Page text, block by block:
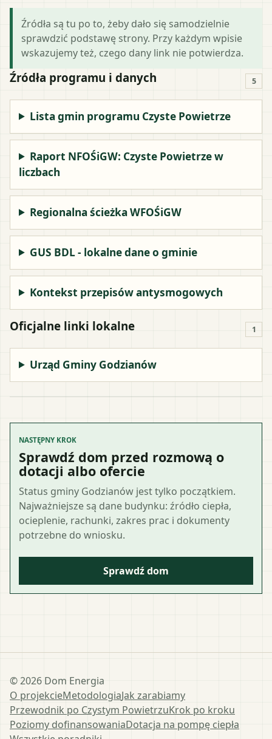
Źródła są tu po to, żeby dało się samodzielnie
sprawdzić podstawę strony. Przy każdym wpisie
wskazujemy też, czego dany link nie potwierdza.
Źródła programu i danych 5
Lista gmin programu Czyste Powietrze
Raport NFOŚiGW: Czyste Powietrze w
liczbach
Regionalna ścieżka WFOŚiGW
GUS BDL - lokalne dane o gminie
Kontekst przepisów antysmogowych
Oficjalne linki lokalne 1
Urząd Gminy Godzianów
NASTĘPNY KROK
Sprawdź dom przed rozmową o
dotacji albo ofercie
Status gminy Godzianów jest tylko początkiem.
Najważniejsze są dane budynku: źródło ciepła,
ocieplenie, rachunki, zakres prac i dokumenty
potrzebne do wniosku.
Sprawdź dom
©2026 Dom Energia
O projekcieMetodologiaJak zarabiamy
Przewodnik po Czystym PowietrzuKrok po kroku
Poziomy dofinansowaniaDotacja na pompę ciepła